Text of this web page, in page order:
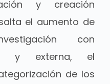
y creación
el aumento de
con
y externa, el
de los